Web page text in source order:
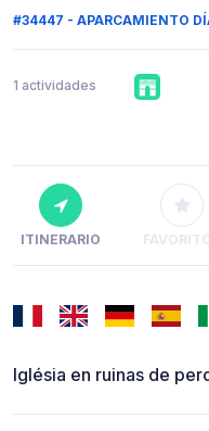
#34447 - APARCAMIENTO
1 actividades
ITINERARIO
Iglésia en ruinas de